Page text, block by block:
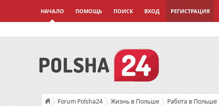
НАЧАЛО ПОМОЩЬ ПОИСК ВХОД РЕГИСТРАЦИЯ
Forum Polsha24 Жизнь в Польше Работа в Польше